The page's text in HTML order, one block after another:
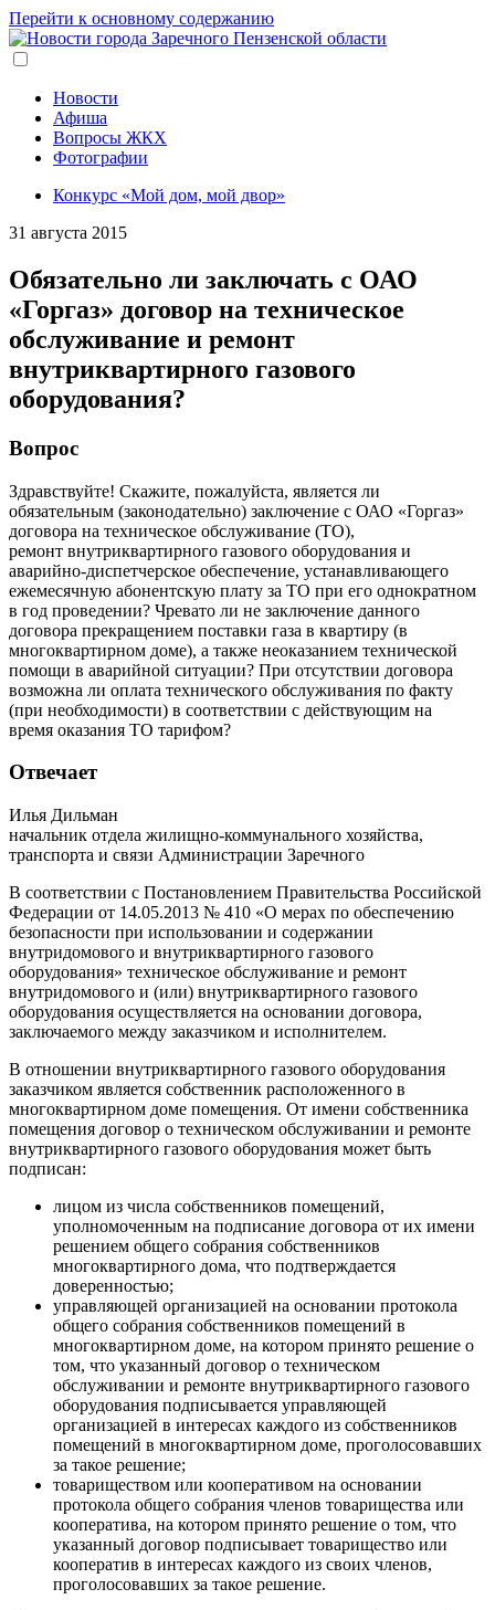
Перейти к основному содержанию
Новости
Афиша
Вопросы ЖКХ
Фотографии
Конкурс «Мой дом, мой двор»
31 августа 2015
Обязательно ли заключать с ОАО
«Горгаз» договор на техническое
обслуживание и ремонт
внутриквартирного газового
оборудования?
Вопрос
Здравствуйте! Скажите, пожалуйста, является ли
обязательным (законодательно) заключение с ОАО «Горгаз»
договора на техническое обслуживание (ТО),
ремонт внутриквартирного газового оборудования и
аварийно-диспетчерское обеспечение, устанавливающего
ежемесячную абонентскую плату за ТО при его однократном
в год проведении? Чревато ли не заключение данного
договора прекращением поставки газа в квартиру (в
многоквартирном доме), а также неоказанием технической
помощи в аварийной ситуации? При отсутствии договора
возможна ли оплата технического обслуживания по факту
(при необходимости) в соответствии с действующим на
время оказания ТО тарифом?
Отвечает
Илья Дильман
начальник отдела жилищно-коммунального хозяйства,
транспорта и связи Администрации Заречного
В соответствии с Постановлением Правительства Российской
Федерации от 14.05.2013 № 410 «О мерах по обеспечению
безопасности при использовании и содержании
внутридомового и внутриквартирного газового
оборудования» техническое обслуживание и ремонт
внутридомового и (или) внутриквартирного газового
оборудования осуществляется на основании договора,
заключаемого между заказчиком и исполнителем.
В отношении внутриквартирного газового оборудования
заказчиком является собственник расположенного в
многоквартирном доме помещения. От имени собственника
помещения договор о техническом обслуживании и ремонте
внутриквартирного газового оборудования может быть
подписан:
лицом из числа собственников помещений,
уполномоченным на подписание договора от их имени
решением общего собрания собственников
многоквартирного дома, что подтверждается
доверенностью;
управляющей организацией на основании протокола
общего собрания собственников помещений в
многоквартирном доме, на котором принято решение о
том, что указанный договор о техническом
обслуживании и ремонте внутриквартирного газового
оборудования подписывается управляющей
организацией в интересах каждого из собственников
помещений в многоквартирном доме, проголосовавших
за такое решение;
товариществом или кооперативом на основании
протокола общего собрания членов товарищества или
кооператива, на котором принято решение о том, что
указанный договор подписывает товарищество или
кооператив в интересах каждого из своих членов,
проголосовавших за такое решение.